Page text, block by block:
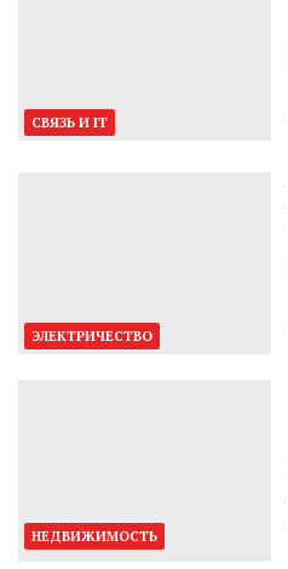
СВЯЗЬ И IT
ЭЛЕКТРИЧЕСТВО
НЕДВИЖИМОСТЬ